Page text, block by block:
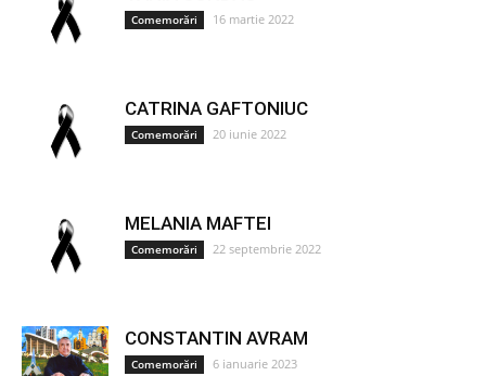
Comemorări 16 martie 2022
CATRINA GAFTONIUC
Comemorări 20 iunie 2022
MELANIA MAFTEI
Comemorări 22 septembrie 2022
CONSTANTIN AVRAM
Comemorări 6 ianuarie 2023